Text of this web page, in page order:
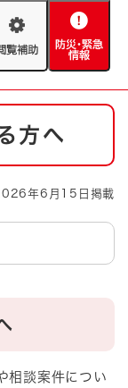
防
緊
情
消防
置箇所
方へ
年6月15日掲載
相談案件につい